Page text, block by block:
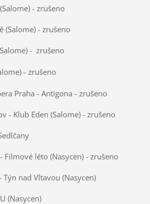
- zrušeno
(Salome) - zrušeno
- zrušeno
- zrušeno
Praha - Antigona - zrušeno
- Klub Eden (Salome) - zrušeno
Filmové léto (Nasycen) - zrušeno
Týn nad Vltavou (Nasycen)
(Nasycen)